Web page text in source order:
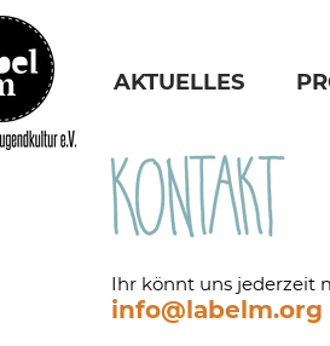
AKTUELLES
Ihr könnt uns jederzeit
info@labelm.org